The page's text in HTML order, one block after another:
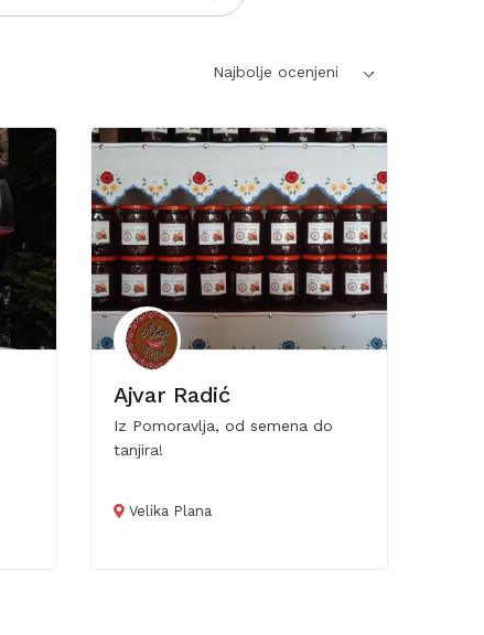
Najbolje ocenjeni
Ajvar Radić
Iz Pomoravlja, od semena do
tanjira!
Velika Plana